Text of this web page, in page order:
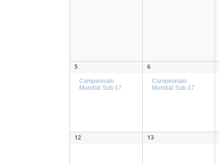
5
Campeonato
Mundial Sub-17
6
Campeonato
Mundial Sub-17
12 13